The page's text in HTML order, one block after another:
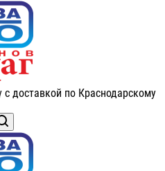
с доставкой по Краснодарскому